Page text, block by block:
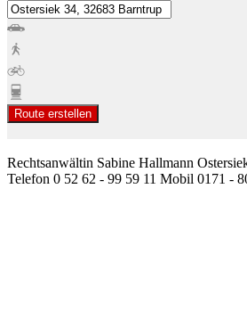
Route erstellen
Rechtsanwältin Sabine Hallmann
Telefon 0 52 62 - 99 59 11 Mobil 0171 -